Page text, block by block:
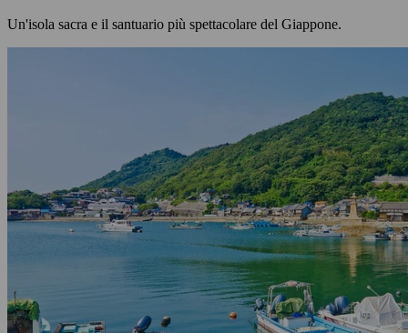
Un'isola sacra e il santuario più spettacolare del Giappone.